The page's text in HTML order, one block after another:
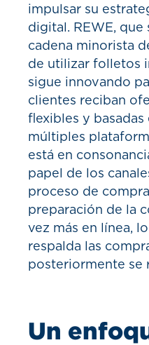
impulsar su
digital. REWE, que
cadena minorista
de utilizar folletos
sigue innovando
clientes reciban
flexibles y basadas
múltiples
está en
papel de los
proceso de
preparación de la
vez más en línea,
respalda las
posteriormente se
Un